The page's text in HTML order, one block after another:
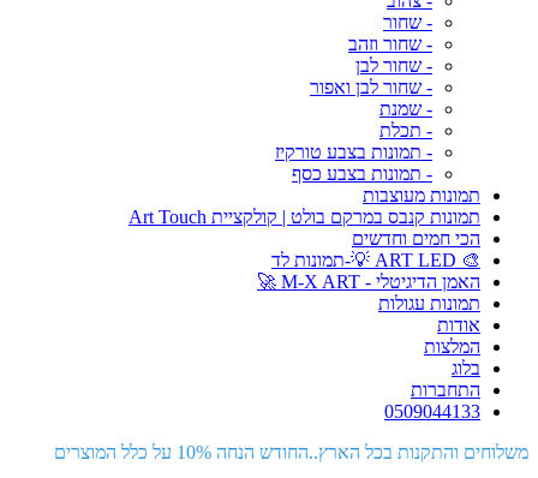
- שחור
- שחור וזהב
- שחור לבן
- שחור לבן ואפור
- שמנת
- תכלת
- תמונות בצבע טורקיז
- תמונות בצבע כסף
תמונות מעוצבות
תמונות קנבס במרקם בולט | קולקציית Art Touch
הכי חמים וחדשים
🎨 ART LED 💡-תמונות לד
האמן הדיגיטלי - M-X ART 🚀
תמונות עגולות
אודות
המלצות
בלוג
התחברות
0509044133
משלוחים והתקנות בכל הארץ..החודש הנחה 10% על כלל המוצרים